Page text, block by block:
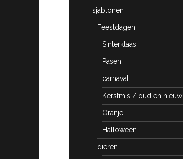
sjablonen
Feestdagen
Sinterklaas
Pasen
carnaval
Kerstmis / oud en nieuw
Oranje
Halloween
dieren